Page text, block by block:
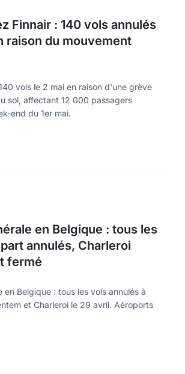
Finnair : 140 vols annulés
raison du mouvement
vols le 2 mai en raison d'une grève
sol, affectant 12 000 passagers
end du 1er mai.
en Belgique : tous les
annulés, Charleroi
fermé
en Belgique : tous les vols annulés à
et Charleroi le 29 avril. Aéroports